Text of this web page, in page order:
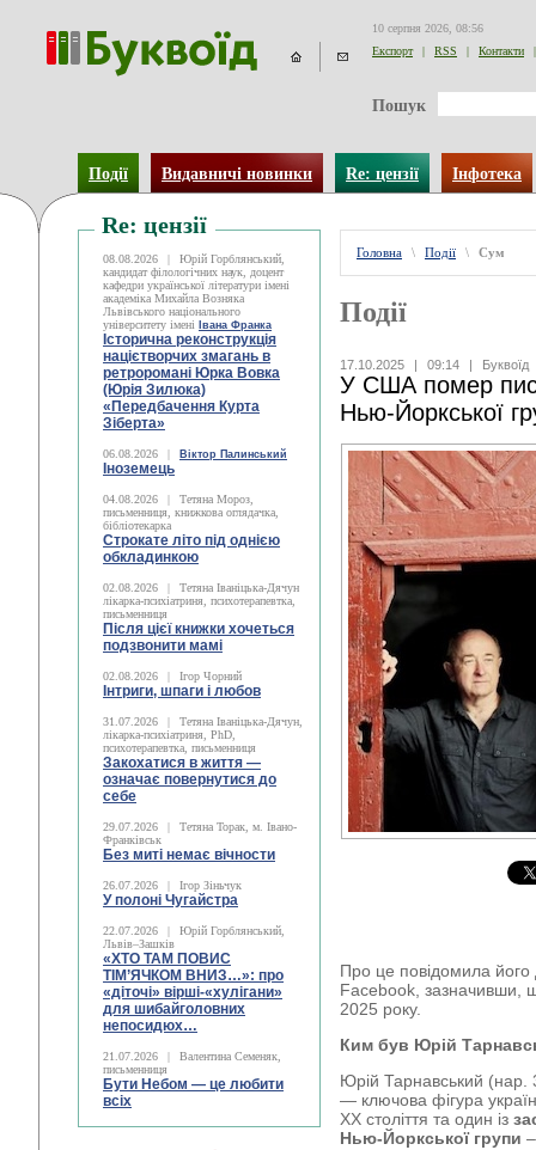
10 серпня 2026, 08:56
Експорт
| RSS | Контакти |
Пошук
Події Видавничі новинки Re: цензії Інфотека
Re: цензії
08.08.2026 |
Юрій Горблянський,
кандидат філологічних наук, доцент
кафедри української літератури імені
академіка Михайла Возняка
Львівського національного
університету імені
Івана Франка
Історична реконструкція
націєтворчих змагань в
ретроромані Юрка Вовка
(Юрія Зилюка)
«Передбачення Курта
Зіберта»
06.08.2026 | Віктор Палинський
Іноземець
04.08.2026 |
Тетяна Мороз,
письменниця, книжкова оглядачка,
бібліотекарка
Строкате літо під однією
обкладинкою
02.08.2026 |
Тетяна Іваніцька-Дячун
лікарка-психіатриня, психотерапевтка,
письменниця
Після цієї книжки хочеться
подзвонити мамі
02.08.2026 | Ігор Чорний
Інтриги, шпаги і любов
31.07.2026 |
Тетяна Іваніцька-Дячун,
лікарка-психіатриня, PhD,
психотерапевтка, письменниця
Закохатися в життя —
означає повернутися до
себе
29.07.2026 |
Тетяна Торак, м. Івано-
Франківськ
Без миті немає вічности
26.07.2026 | Ігор Зіньчук
У полоні Чугайстра
22.07.2026 |
Юрій Горблянський,
Львів–Зашків
«ХТО ТАМ ПОВИС
ТІМ’ЯЧКОМ ВНИЗ…»: про
«діточі» вірші-«хулігани»
для шибайголовних
непосидюх…
21.07.2026 |
Валентина Семеняк,
письменниця
Бути Небом ― це любити
всіх
Головна \ Події \ Сум
Події
17.10.2025 | 09:14 | Буквоїд
У США помер
Нью-Йоркської
Про це повідомила його
Facebook, зазначивши,
2025 року.
Ким був Юрій
Юрій Тарнавський (нар.
— ключова фігура
XX століття та один із
Нью-Йоркської групи